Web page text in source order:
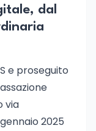
dal
e proseguito
via
2025